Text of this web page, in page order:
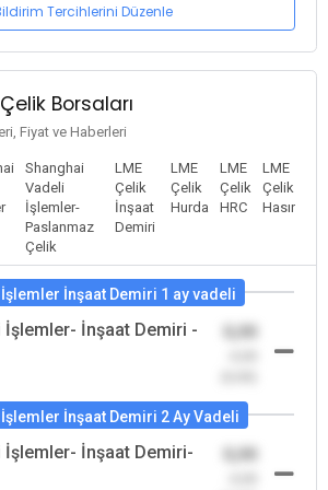
Tercihlerini Düzenle
Borsaları
Fiyat ve Haberleri
Shanghai
Vadeli
İşlemler-
Paslanmaz
Çelik
LME
Çelik
İnşaat
Demiri
LME
Çelik
Hurda
LME
Çelik
HRC
LME
Çelik
Hasır
İnşaat Demiri 1 ay vadeli
İşlemler- İnşaat Demiri -
İnşaat Demiri 2 Ay Vadeli
İşlemler- İnşaat Demiri-